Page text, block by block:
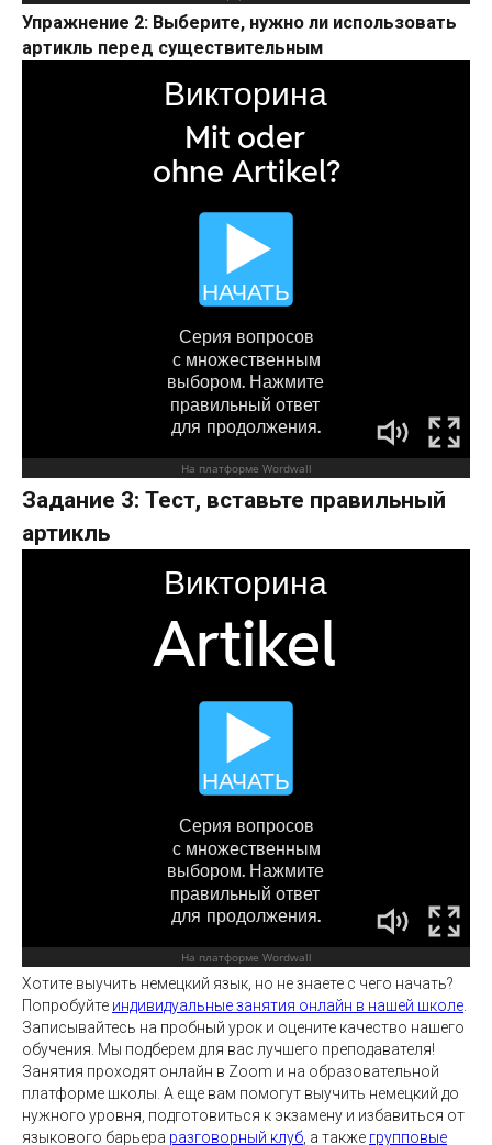
Упражнение 2: Выберите, нужно ли использовать
артикль перед существительным
Задание 3: Тест, вставьте правильный
артикль
Хотите выучить немецкий язык, но не знаете с чего начать?
Попробуйте индивидуальные занятия онлайн в нашей школе
Записывайтесь на пробный урок и оцените качество нашего
обучения. Мы подберем для вас лучшего преподавателя!
Занятия проходят онлайн в Zoom и на образовательной
платформе школы. А еще вам помогут выучить немецкий до
нужного уровня, подготовиться к экзамену и избавиться от
языкового барьера разговорный клуб , а также групповые